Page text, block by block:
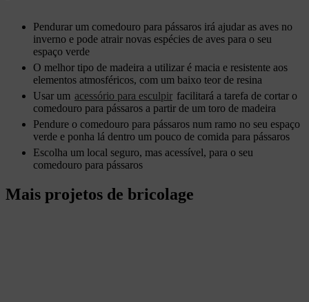
Pendurar um comedouro para pássaros irá ajudar as aves no
inverno e pode atrair novas espécies de aves para o seu
espaço verde
O melhor tipo de madeira a utilizar é macia e resistente aos
elementos atmosféricos, com um baixo teor de resina
Usar um acessório para esculpir facilitará a tarefa de cortar o
comedouro para pássaros a partir de um toro de madeira
Pendure o comedouro para pássaros num ramo no seu espaço
verde e ponha lá dentro um pouco de comida para pássaros
Escolha um local seguro, mas acessível, para o seu
comedouro para pássaros
Mais projetos de bricolage